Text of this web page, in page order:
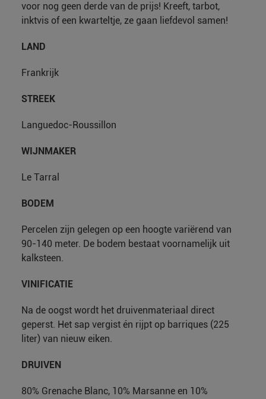
voor nog geen derde van de prijs! Kreeft, tarbot,
inktvis of een kwarteltje, ze gaan liefdevol samen!
LAND
Frankrijk
STREEK
Languedoc-Roussillon
WIJNMAKER
Le Tarral
BODEM
Percelen zijn gelegen op een hoogte variërend van
90-140 meter. De bodem bestaat voornamelijk uit
kalksteen.
VINIFICATIE
Na de oogst wordt het druivenmateriaal direct
geperst. Het sap vergist én rijpt op barriques (225
liter) van nieuw eiken.
DRUIVEN
80% Grenache Blanc, 10% Marsanne en 10%